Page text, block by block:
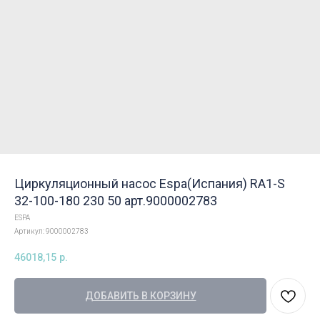
Циркуляционный насос Espa(Испания) RA1-S
32-100-180 230 50 арт.9000002783
ESPA
Артикул:9000002783
46018,15 р.
ДОБАВИТЬ В КОРЗИНУ